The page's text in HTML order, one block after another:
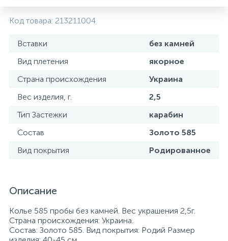
Код товара: 213211004
Вставки
без камней
Вид плетения
якорное
Страна происхождения
Украина
Вес изделия, г.
2,5
Тип Застежки
карабин
Состав
Золото 585
Вид покрытия
Родированное
Описание
Колье 585 пробы без камней. Вес украшения 2,5г.
Страна происхождения: Украина.
Состав: Золото 585. Вид покрытия: Родий Размер